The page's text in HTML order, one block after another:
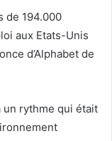
de 194.000
aux Etats-Unis
d’Alphabet de
un rythme qui était